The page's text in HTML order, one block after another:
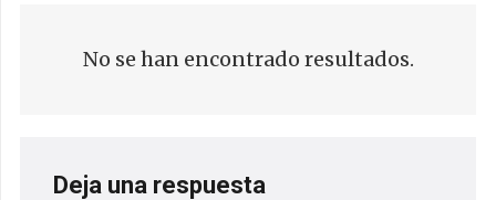
No se han encontrado resultados.
Deja una respuesta